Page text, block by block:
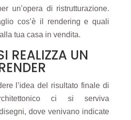
un’opera di ristrutturazione.
cos’è il rendering e quali
tua casa in vendita.
REALIZZA UN
l’idea del risultato finale di
ci si serviva
dove venivano indicate